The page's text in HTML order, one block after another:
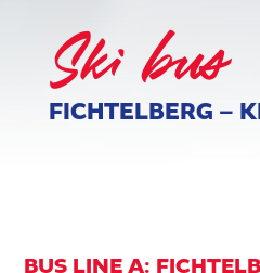
Ski bus
FICHTELBERG –
BUS LINE A: